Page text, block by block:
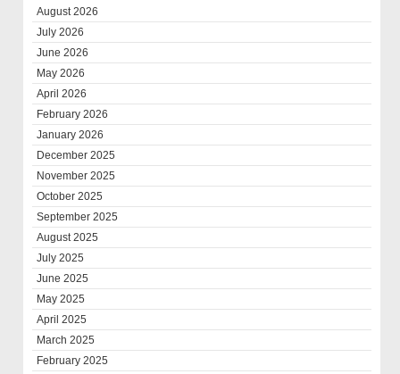
August 2026
July 2026
June 2026
May 2026
April 2026
February 2026
January 2026
December 2025
November 2025
October 2025
September 2025
August 2025
July 2025
June 2025
May 2025
April 2025
March 2025
February 2025